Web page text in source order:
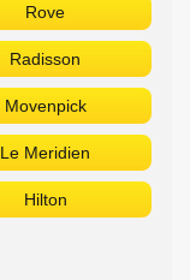
Rove
Radisson
Movenpick
Le Meridien
Hilton